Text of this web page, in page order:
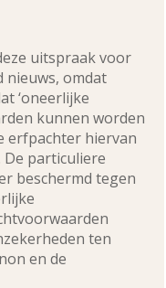
uitspraak voor
nieuws, omdat
‘oneerlijke
kunnen worden
erfpachter hiervan
particuliere
beschermd tegen
ten
en de